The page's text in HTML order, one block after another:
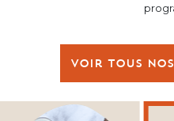
Voir tous